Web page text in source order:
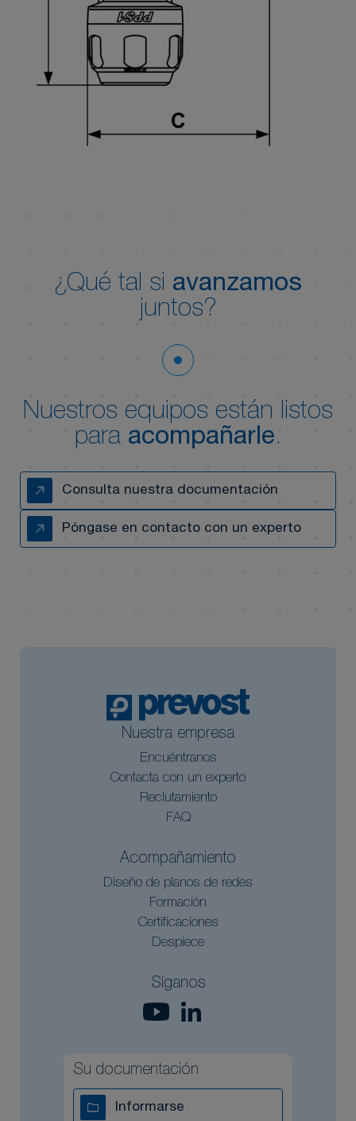
¿Qué tal si avanzamos
juntos?
Nuestros equipos están listos
para acompañarle.
Consulta nuestra documentación
Póngase en contacto con un experto
Nuestra empresa
Encuéntranos
Contacta con un experto
Reclutamiento
FAQ
Acompañamiento
Diseño de planos de redes
Formación
Certificaciones
Despiece
Síganos
Su documentación
Informarse